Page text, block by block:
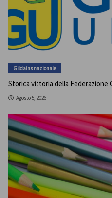
Gildains nazionale
Storica vittoria della Federazione
Agosto 5, 2026